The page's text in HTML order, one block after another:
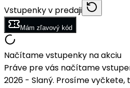
Vstupenky v predaji
Mám zľavový kód
Načítame vstupenky na akciu
Práve pre vás načítame
2026 - Slaný. Prosíme